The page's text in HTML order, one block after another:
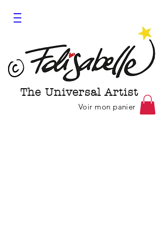
The Universal Artist
Voir mon panier